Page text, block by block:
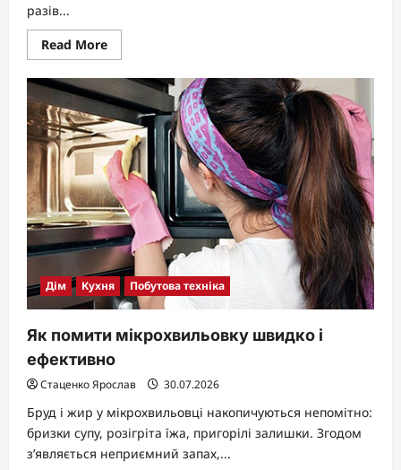
разів...
Read MoreRead
more
Скільки
води
використовує
посудомийна
машина:
реальні
цифри
та
секрети
економії
Дім Кухня Побутова техніка
Як помити мікрохвильовку швидко і
ефективно
Стаценко Ярослав 30.07.2026
Бруд і жир у мікрохвильовці накопичуються непомітно:
бризки супу, розігріта їжа, пригорілі залишки. Згодом
з’являється неприємний запах,...